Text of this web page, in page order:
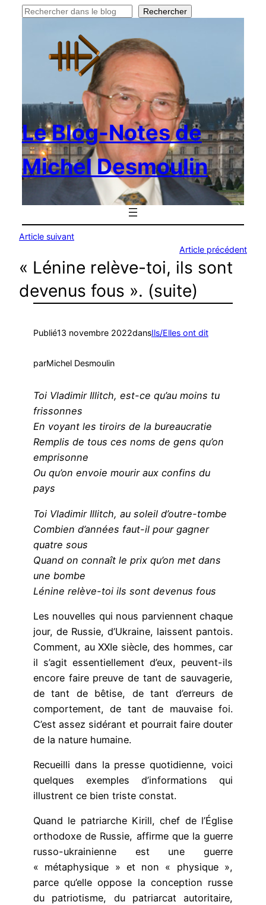
Rechercher Rechercher
Le Blog-Notes de
Michel Desmoulin
Article suivant
Article précédent
« Lénine relève-toi, ils sont
devenus fous ». (suite)
Publié13 novembre 2022dansIls/Elles ont dit
parMichel Desmoulin
Toi Vladimir Illitch, est-ce qu’au moins tu
frissonnes
En voyant les tiroirs de la bureaucratie
Remplis de tous ces noms de gens qu’on
emprisonne
Ou qu’on envoie mourir aux confins du
pays
Toi Vladimir Illitch, au soleil d’outre-tombe
Combien d’années faut-il pour gagner
quatre sous
Quand on connaît le prix qu’on met dans
une bombe
Lénine relève-toi ils sont devenus fous
Les nouvelles qui nous parviennent chaque
jour, de Russie, d’Ukraine, laissent pantois.
Comment, au XXIe siècle, des hommes, car
il s’agit essentiellement d’eux, peuvent-ils
encore faire preuve de tant de sauvagerie,
de tant de bêtise, de tant d’erreurs de
comportement, de tant de mauvaise foi.
C’est assez sidérant et pourrait faire douter
de la nature humaine.
Recueilli dans la presse quotidienne, voici
quelques exemples d’informations qui
illustrent ce bien triste constat.
Quand le patriarche Kirill, chef de l’Église
orthodoxe de Russie, affirme que la guerre
russo-ukrainienne est une guerre
« métaphysique » et non « physique »,
parce qu’elle oppose la conception russe
du patriotisme, du patriarcat autoritaire,